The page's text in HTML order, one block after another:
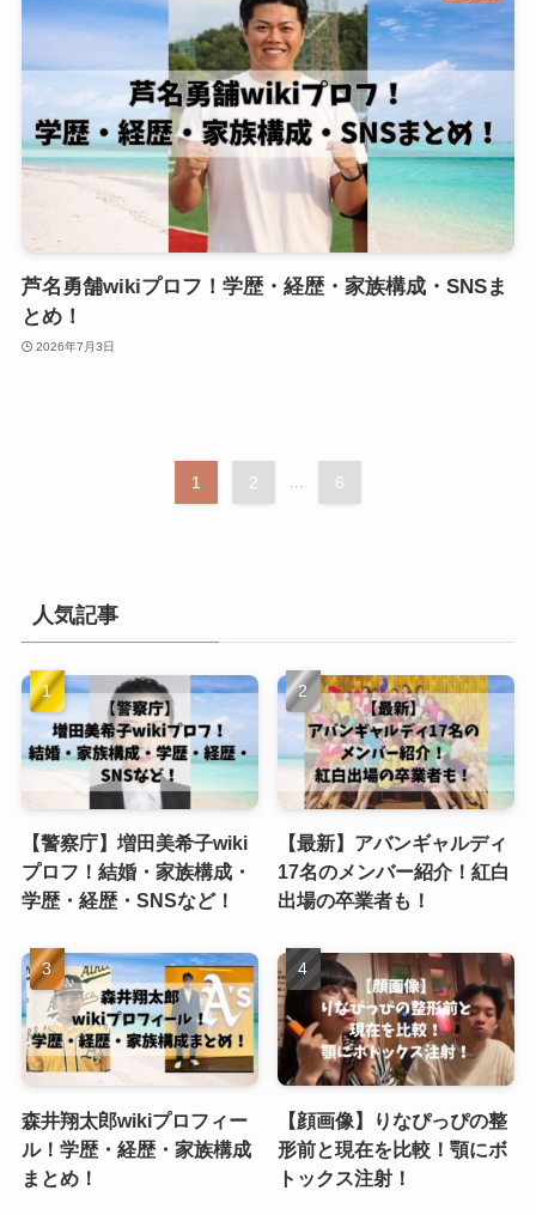
芦名勇舗wikiプロフ！学歴・経歴・家族構成・SNSま
とめ！
2026年7月3日
1 2 ... 6
人気記事
【警察庁】増田美希子wiki
プロフ！結婚・家族構成・
学歴・経歴・SNSなど！
【最新】アバンギャルディ
17名のメンバー紹介！紅白
出場の卒業者も！
森井翔太郎wikiプロフィー
ル！学歴・経歴・家族構成
まとめ！
【顔画像】りなぴっぴの整
形前と現在を比較！顎にボ
トックス注射！